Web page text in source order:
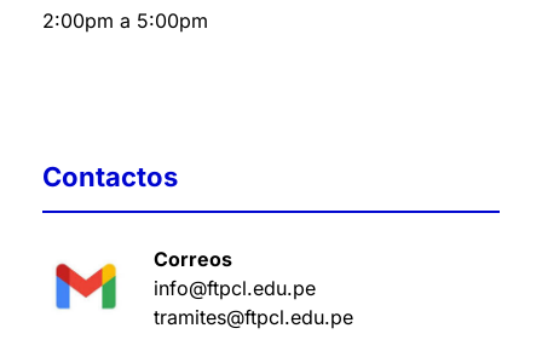
2:00pm a 5:00pm
Contactos
Correos
info@ftpcl.edu.pe
tramites@ftpcl.edu.pe